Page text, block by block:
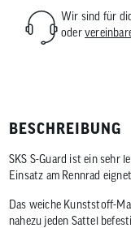
Wir sind für
oder
BESCHREIBUNG
SKS S-Guard ist ein sehr
Einsatz am Rennrad eignet.
Das weiche Kunststoff-
nahezu jeden Sattel